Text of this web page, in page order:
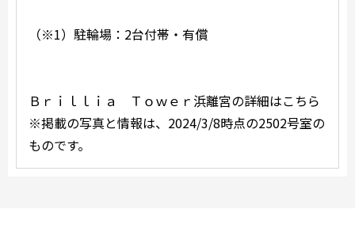
（※1）駐輪場：2台付帯・有償
Ｂｒｉｌｌｉａ Ｔｏｗｅｒ浜離宮の詳細はこちら
※掲載の写真と情報は、2024/3/8時点の2502号室の
ものです。